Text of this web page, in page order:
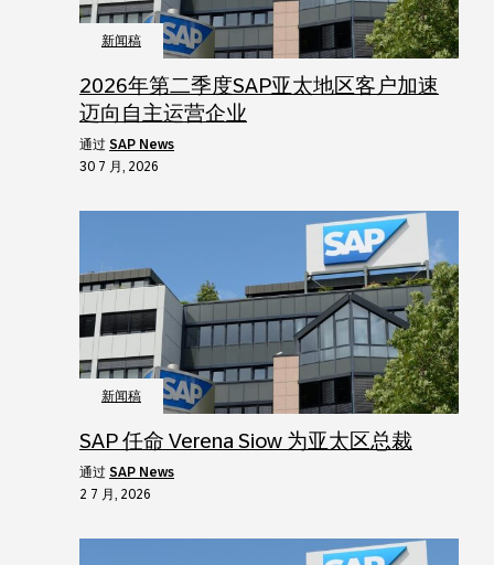
新闻稿
2026年第二季度SAP亚太地区客户加速
迈向自主运营企业
通过 SAP News
30 7 月, 2026
新闻稿
SAP 任命 Verena Siow 为亚太区总裁
通过 SAP News
2 7 月, 2026